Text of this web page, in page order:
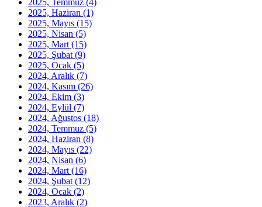
2025, Haziran (1)
2025, Mayıs (15)
2025, Nisan (5)
2025, Mart (15)
2025, Şubat (9)
2025, Ocak (5)
2024, Aralık (7)
2024, Kasım (26)
2024, Ekim (3)
2024, Eylül (7)
2024, Ağustos (18)
2024, Temmuz (5)
2024, Haziran (8)
2024, Mayıs (22)
2024, Nisan (6)
2024, Mart (16)
2024, Şubat (12)
2024, Ocak (2)
2023, Aralık (2)